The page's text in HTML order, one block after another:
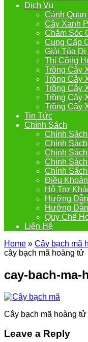
Dịch Vụ
Cảnh
Cây Xanh
Chắm Sóc
Cung Cấp
Giải Tỏa
Thi Công
Trồng Cây
Trồng Cây
Trồng Cây
Trồng Cây
Trồng Cây
Tin Tức
Chính Sách
Chính
Chính
Chính
Chính
Chính
Điều
Hỗ Trợ
Hưỡng
Hưỡng
Quy Chế
Liên Hệ
Home » Cây bạch mã
cây bạch mã hoàng tử
cay-bach-ma-
Cây bạch mã hoàng
Leave a Reply